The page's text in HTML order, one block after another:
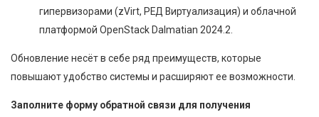
гипервизорами (zVirt, РЕД Виртуализация) и облачной
платформой OpenStack Dalmatian 2024.2.
Обновление несёт в себе ряд преимуществ, которые
повышают удобство системы и расширяют ее возможности.
Заполните форму обратной связи для получения